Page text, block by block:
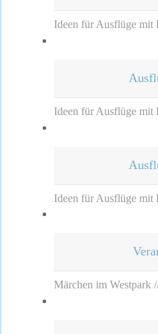
Ideen für Ausflüge
Ideen für Ausflüge
Ideen für Ausflüge mit
Märchen im Westpark